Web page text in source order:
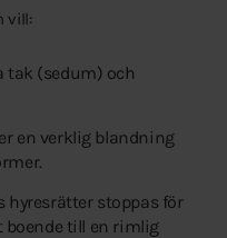
vill:
tak (sedum) och
en verklig blandning
hyresrätter stoppas för
till en rimlig